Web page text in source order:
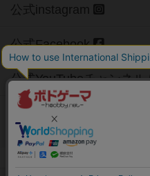
公式instagram
公式Facebook
公式YouTubeチャンネル